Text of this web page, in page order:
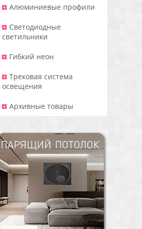
Алюминиевые профили
Светодиодные
светильники
Гибкий неон
Трековая система
освещения
Архивные товары